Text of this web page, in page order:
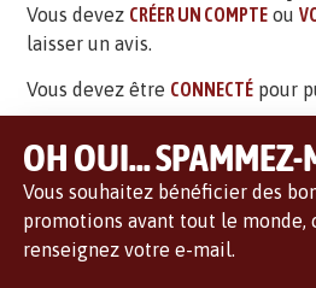
Vous devez CRÉER UN COMPTE ou
laisser un avis.
Vous devez être CONNECTÉ pour
OH OUI... SPAMMEZ-
Vous souhaitez bénéficier des
promotions avant tout le monde,
renseignez votre e-mail.